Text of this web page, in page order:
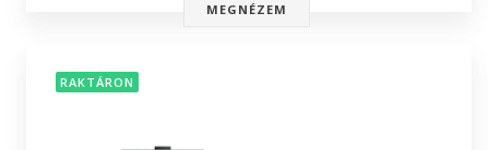
MEGNÉZEM
RAKTÁRON